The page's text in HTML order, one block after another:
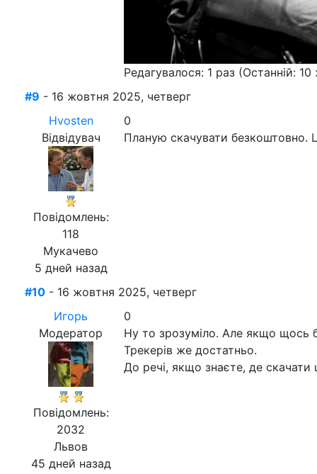
Редагувалося: 1 раз (Останній:
#9 - 16 жовтня 2025, четверг
Hvosten
Відвідувач
Повідомлень:
118
Мукачево
5 дней назад
0
Планую скачувати безкоштовно.
#10 - 16 жовтня 2025, четверг
Игорь
Модератор
Повідомлень:
2032
Львов
45 дней назад
0
Ну то зрозуміло. Але якщо щось
Трекерів же достатньо.
До речі, якщо знаєте, де скачати